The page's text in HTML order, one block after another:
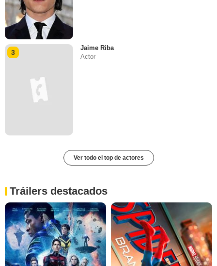
3
Jaime Riba
Actor
Ver todo el top de actores
Tráilers destacados